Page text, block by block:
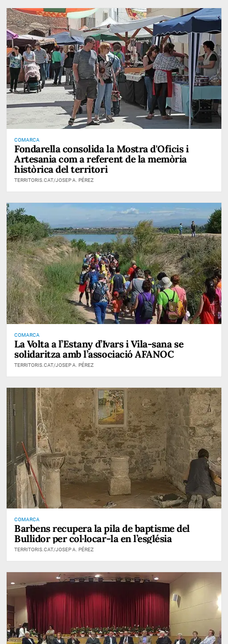
COMARCA
Fondarella consolida la Mostra d'Oficis i
Artesania com a referent de la memòria
històrica del territori
TERRITORIS.CAT/JOSEP A. PÉREZ
COMARCA
La Volta a l’Estany d’Ivars i Vila-sana se
solidaritza amb l’associació AFANOC
TERRITORIS.CAT/JOSEP A. PÉREZ
COMARCA
Barbens recupera la pila de baptisme del
Bullidor per col·locar-la en l’església
TERRITORIS.CAT/JOSEP A. PÉREZ